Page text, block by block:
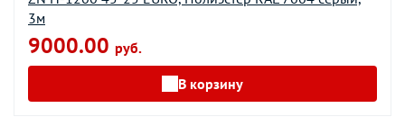
3м
9000.00 руб.
В корзину